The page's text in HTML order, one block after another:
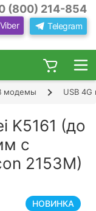
(800) 214-854
Viber Telegram
модемы USB
K5161 (до
с
2153M)
НОВИНКА
на
×
Шаг 1
Шаг 4